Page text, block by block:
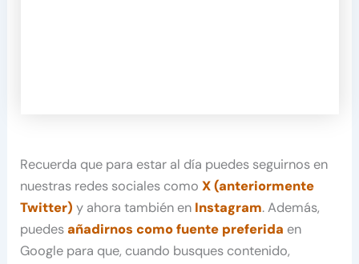
Recuerda que para estar al día puedes seguirnos en
nuestras redes sociales comoX (anteriormente
Twitter) y ahora también en Instagram. Además,
puedesañadirnos como fuente preferida en
Google para que, cuando busques contenido,